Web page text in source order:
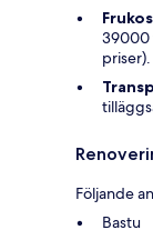
39000
priser).
Följande
Bastu